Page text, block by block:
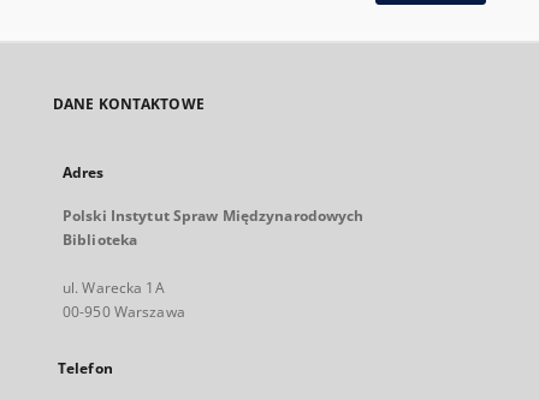
DANE KONTAKTOWE
Adres
Polski Instytut Spraw Międzynarodowych
Biblioteka
ul. Warecka 1A
00-950 Warszawa
Telefon